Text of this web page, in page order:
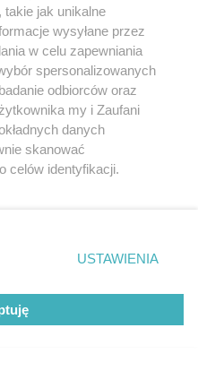
bezpieczna i
MATERIAŁ SPONSOROWANY
takie jak unikalne
wysyłane przez
w celu zapewniania
spersonalizowanych
odbiorców oraz
my i Zaufani
danych
skanować
celów identyfikacji.
ustawień prywatności
rogu strony
wymagają zgody
się takiemu
miały zastosowanie tylko
USTAWIENIA